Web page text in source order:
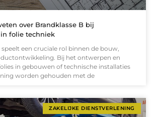
over Brandklasse B bij
folie techniek
een cruciale rol binnen de bouw,
Bij het ontwerpen en
in gebouwen of technische installaties
worden gehouden met de
ZAKELIJKE DIENSTVERLENING